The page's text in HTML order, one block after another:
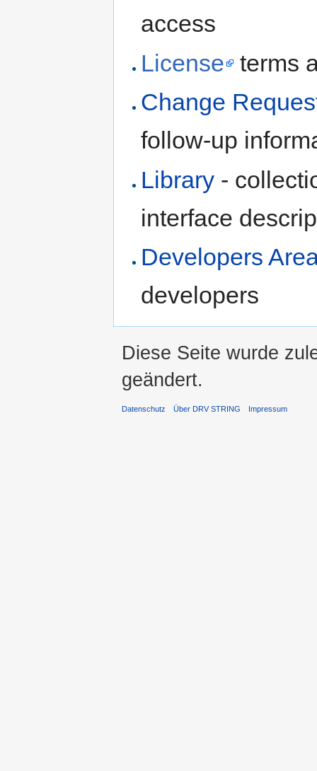
access
License
terms
Change
follow-up
Library -
interface
Developers
developers
Diese Seite wurde
geändert.
Datenschutz Über DRV STRING Impressum